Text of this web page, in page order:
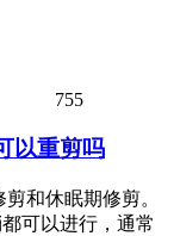
755
以重剪吗
和休眠期修剪。
可以进行，通常